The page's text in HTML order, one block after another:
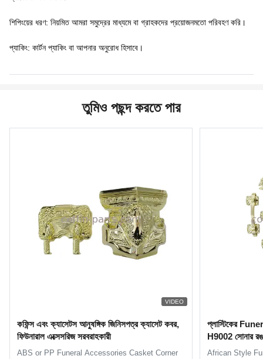
শিপিংয়ের ধরণ: নিয়মিত আমরা সমুদ্রের মাধ্যমে বা গ্রাহকদের প্রয়োজনমতো পরিবহণ করি।
প্যাকিং: কার্টন প্যাকিং বা আপনার অনুরোধ হিসাবে।
তুমিও পছন্দ করতে পার
VIDEO
কফিন্স এবং ক্যাসেটস আনুষঙ্গিক জিনিসপত্র ক্যাসেট কবর,
ফিউনারাল এক্সেসরিজ সরবরাহকারী
ABS or PP Funeral Accessories Casket Corner
প্লাস্টিকের
H9002 সোনার
African Style